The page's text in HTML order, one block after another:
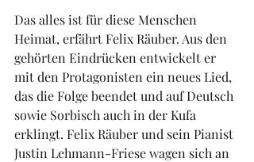
Das alles ist für diese Menschen
Heimat, erfährt Felix Räuber. Aus den
gehörten Eindrücken entwickelt er
mit den Protagonisten ein neues Lied,
das die Folge beendet und auf Deutsch
sowie Sorbisch auch in der Kufa
erklingt. Felix Räuber und sein Pianist
Justin Lehmann-Friese wagen sich an